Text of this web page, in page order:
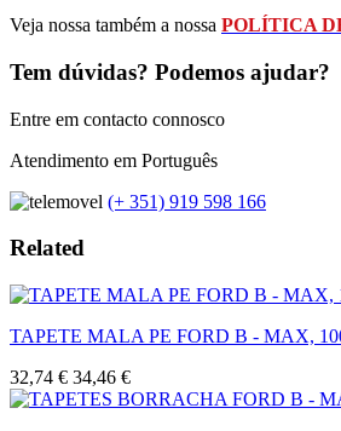
Veja nossa também a nossa POLÍTICA
Tem dúvidas? Podemos ajudar?
Entre em contacto connosco
Atendimento em Português
(+ 351) 919 598 166
Related
TAPETE MALA PE FORD B - MAX,
32,74 € 34,46 €